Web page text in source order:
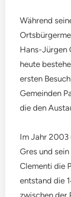
Während
Hans-Jürgen
heute
ersten
Gemeinden
die den
Im Jahr 2003
Gres und
Clementi die
entstand die
zwischen der